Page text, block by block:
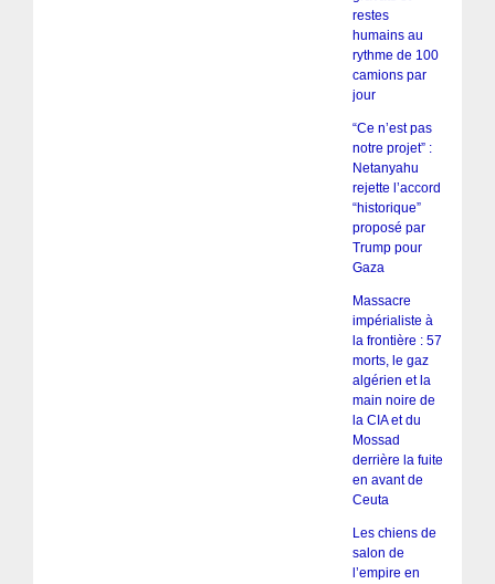
restes
humains au
rythme de 100
camions par
jour
“Ce n’est pas
notre projet” :
Netanyahu
rejette l’accord
“historique”
proposé par
Trump pour
Gaza
Massacre
impérialiste à
la frontière : 57
morts, le gaz
algérien et la
main noire de
la CIA et du
Mossad
derrière la fuite
en avant de
Ceuta
Les chiens de
salon de
l’empire en